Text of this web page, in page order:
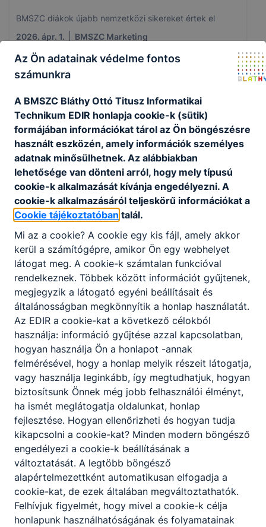
BMSZC diákok újabb nemzetközi sikereket értek el
2026. ápr. 1.
BMSZC Marketing
Felvételi sorrend módosítás - 2026.
március 25-én indul
Március 25–27. között módosítható a középiskolai
felvételi jelentkezések sorrendje.
2026. márc. 23.
BMSZC Marketing
Beiskolázási hírek
Ne maradjatok le a középfokú felvételi legfontosabb
határidőiről!
2026. márc. 16.
BMSZC Marketing
GINOP_PLUSZ-5.1.1-24 - Időkapszula
elhelyezése
Időkapszula elhelyezésével jelképesen is megkezdődött
a BMSZC új Informatika Ágazati Tudásközpontjának
megvalósítása.
2026. márc. 12.
BMSZC Marketing
Remekeltek a BMSZC diákjai: 21 tanulónk
jutott az OSZTV válogatójába!
Az Ön adatainak védelme fontos
számunkra
A BMSZC Bláthy Ottó Titusz Informatikai
Technikum EDIR honlapja cookie-k (sütik)
formájában információkat tárol az Ön böngészésre
használt eszközén, amely információk személyes
adatnak minősülhetnek. Az alábbiakban
lehetősége van dönteni arról, hogy mely típusú
cookie-k alkalmazását kívánja engedélyezni. A
cookie-k alkalmazásáról teljeskörű információkat a
Cookie tájékoztatóban talál.
Mi az a cookie? A cookie egy kis fájl, amely akkor
kerül a számítógépre, amikor Ön egy webhelyet
látogat meg. A cookie-k számtalan funkcióval
rendelkeznek. Többek között információt gyűjtenek,
megjegyzik a látogató egyéni beállításait és
általánosságban megkönnyítik a honlap használatát.
Az EDIR a cookie-kat a következő célokból
használja: információ gyűjtése azzal kapcsolatban,
hogyan használja Ön a honlapot -annak
felmérésével, hogy a honlap melyik részeit látogatja,
vagy használja leginkább, így megtudhatjuk, hogyan
biztosítsunk Önnek még jobb felhasználói élményt,
ha ismét meglátogatja oldalunkat, honlap
fejlesztése. Hogyan ellenőrizheti és hogyan tudja
kikapcsolni a cookie-kat? Minden modern böngésző
engedélyezi a cookie-k beállításának a
változtatását. A legtöbb böngésző
alapértelmezettként automatikusan elfogadja a
cookie-kat, de ezek általában megváltoztathatók.
Felhívjuk figyelmét, hogy mivel a cookie-k célja
honlapunk használhatóságának és folyamatainak